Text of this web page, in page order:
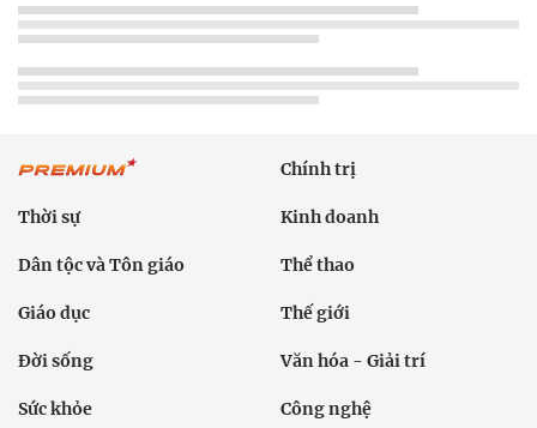
Chính trị
Thời sự Kinh doanh
Dân tộc và Tôn giáo Thể thao
Giáo dục Thế giới
Đời sống Văn hóa - Giải trí
Sức khỏe Công nghệ